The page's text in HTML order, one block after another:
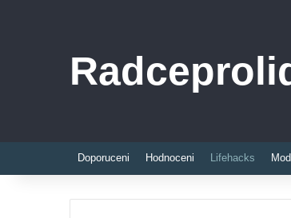
Doporuceni Hodnoceni Lifehacks